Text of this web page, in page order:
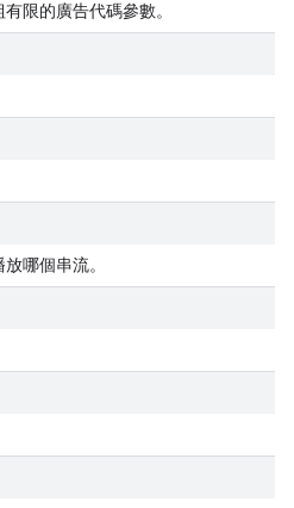
限的廣告代碼參數。
哪個串流。